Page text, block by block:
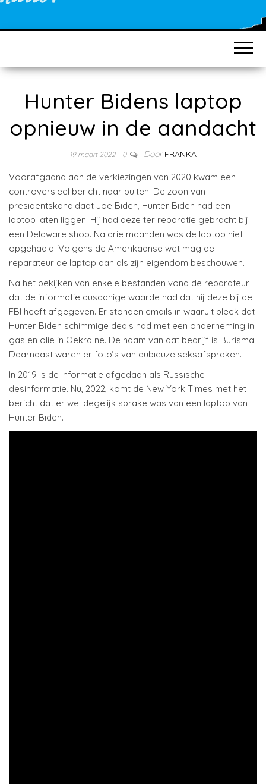
Hunter Bidens laptop
opnieuw in de aandacht
19 maart 2022 0 Door FRANKA
Voorafgaand aan de verkiezingen van 2020 kwam een
controversieel bericht naar buiten. De zoon van
presidentskandidaat Joe Biden, Hunter Biden had een
laptop laten liggen. Hij had deze ter reparatie gebracht bij
een Delaware shop. Na drie maanden was de laptop niet
opgehaald. Volgens de Amerikaanse wet mag de
reparateur de laptop dan als zijn eigendom beschouwen.
Na het bekijken van enkele bestanden vond de reparateur
dat de informatie dusdanige waarde had dat hij deze bij de
FBI heeft afgegeven. Er stonden emails in waaruit bleek dat
Hunter Biden schimmige deals had met een onderneming in
gas en olie in Oekraïne. De naam van dat bedrijf is Burisma.
Daarnaast waren er foto’s van dubieuze seksafspraken.
In 2019 is de informatie afgedaan als Russische
desinformatie. Nu, 2022, komt de New York Times met het
bericht dat er wel degelijk sprake was van een laptop van
Hunter Biden.